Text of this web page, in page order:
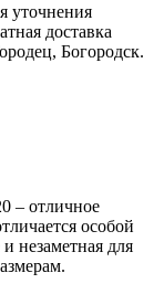
уточнения
доставка
Богородск.
– отличное
особой
незаметная для